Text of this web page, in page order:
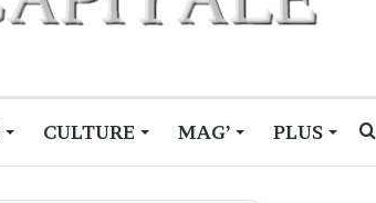
CULTURE MAG’ PLUS